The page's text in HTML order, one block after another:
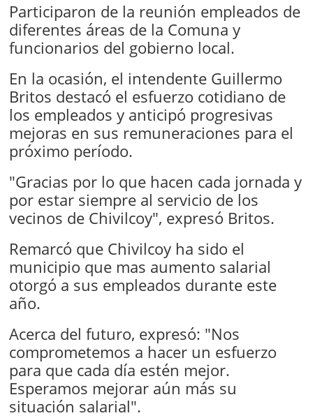
Participaron de la reunión empleados de
diferentes áreas de la Comuna y
funcionarios del gobierno local.
En la ocasión, el intendente Guillermo
Britos destacó el esfuerzo cotidiano de
los empleados y anticipó progresivas
mejoras en sus remuneraciones para el
próximo período.
"Gracias por lo que hacen cada jornada y
por estar siempre al servicio de los
vecinos de Chivilcoy", expresó Britos.
Remarcó que Chivilcoy ha sido el
municipio que mas aumento salarial
otorgó a sus empleados durante este
año.
Acerca del futuro, expresó: "Nos
comprometemos a hacer un esfuerzo
para que cada día estén mejor.
Esperamos mejorar aún más su
situación salarial".